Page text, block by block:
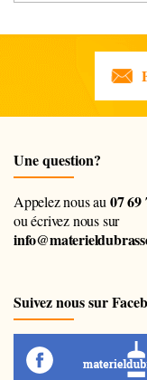
Une question?
Appelez nous au 07 69
ou écrivez nous sur
Suivez nous sur